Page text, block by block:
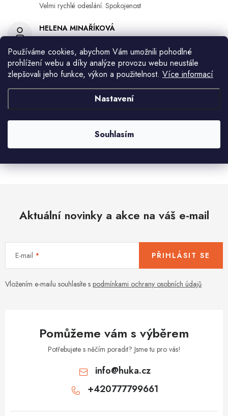
Používáme cookies, abychom Vám umožnili pohodlné
prohlížení webu a díky analýze provozu webu neustále
zlepšovali jeho funkce, výkon a použitelnost. Více informací
Nastavení
Souhlasím
Velmi rychlé odeslání. Spokojenost
HELENA MINAŘÍKOVÁ
Je sice větší ale vypadá dobře
Ivana Mimrackova
4.8.2026
2.8.2026
Zobrazit další hodnocení
Aktuální novinky a akce na váš e-mail
E-mail
Vložením e-mailu souhlasíte s podmínkami ochrany osobních údajů
PŘIHLÁSIT SE
Pomůžeme vám s výběrem
Potřebujete s něčím poradit? Jsme tu pro vás!
info@huka.cz
+420777799661